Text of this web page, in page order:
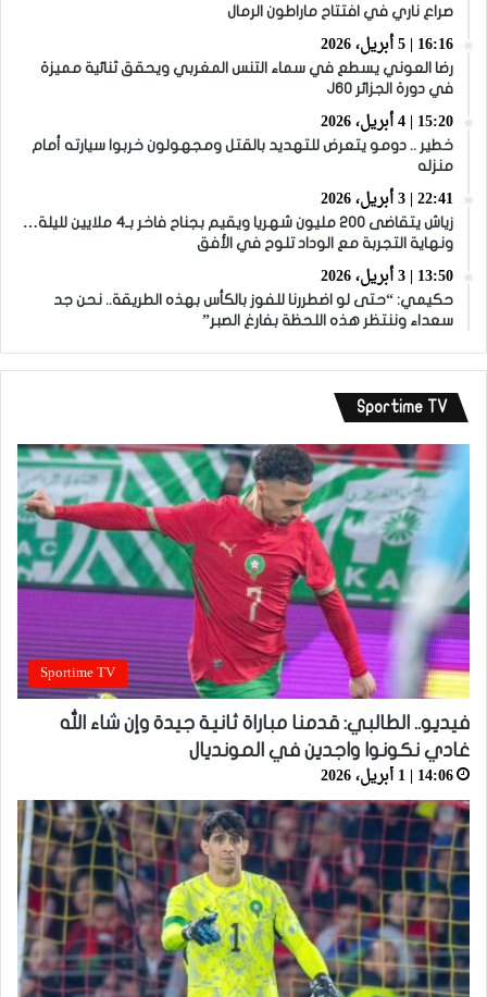
صراع ناري في افتتاح ماراطون الرمال
16:16 | 5 أبريل، 2026
رضا العوني يسطع في سماء التنس المغربي ويحقق ثنائية مميزة
في دورة الجزائر J60
15:20 | 4 أبريل، 2026
خطير .. دومو يتعرض للتهديد بالقتل ومجهولون خربوا سيارته أمام
منزله
22:41 | 3 أبريل، 2026
زياش يتقاضى 200 مليون شهريا ويقيم بجناح فاخر بـ4 ملايين لليلة…
ونهاية التجربة مع الوداد تلوح في الأفق
13:50 | 3 أبريل، 2026
حكيمي: “حتى لو اضطررنا للفوز بالكأس بهذه الطريقة.. نحن جد
سعداء وننتظر هذه اللحظة بفارغ الصبر”
Sportime TV
Sportime TV
فيديو.. الطالبي: قدمنا مباراة ثانية جيدة وإن شاء الله
غادي نكونوا واجدين في المونديال
14:06 | 1 أبريل، 2026